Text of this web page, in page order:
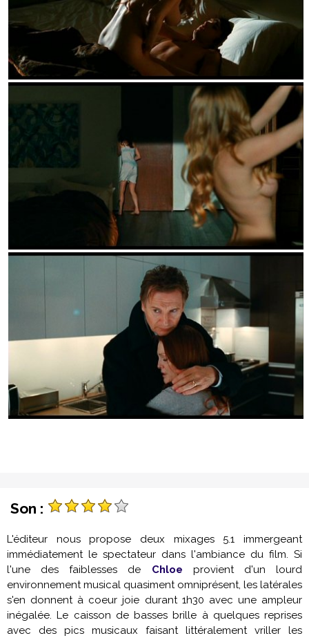
Son :
L'éditeur nous propose deux mixages 5.1 immergeant
immédiatement le spectateur dans l'ambiance du film. Si
l'une des faiblesses de Chloe provient d'un lourd
environnement musical quasiment omniprésent, les latérales
s'en donnent à coeur joie durant 1h30 avec une ampleur
inégalée. Le caisson de basses brille à quelques reprises
avec des pics musicaux faisant littéralement vriller les